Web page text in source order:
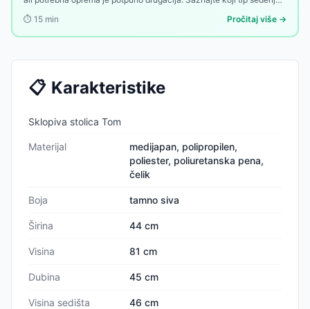
⏱️ 15 min Pročitaj više →
📋 Karakteristike
Sklopiva stolica Tom
Materijal
medijapan, polipropilen,
poliester, poliuretanska pena,
čelik
Boja tamno siva
Širina 44 cm
Visina 81 cm
Dubina 45 cm
Visina sedišta 46 cm